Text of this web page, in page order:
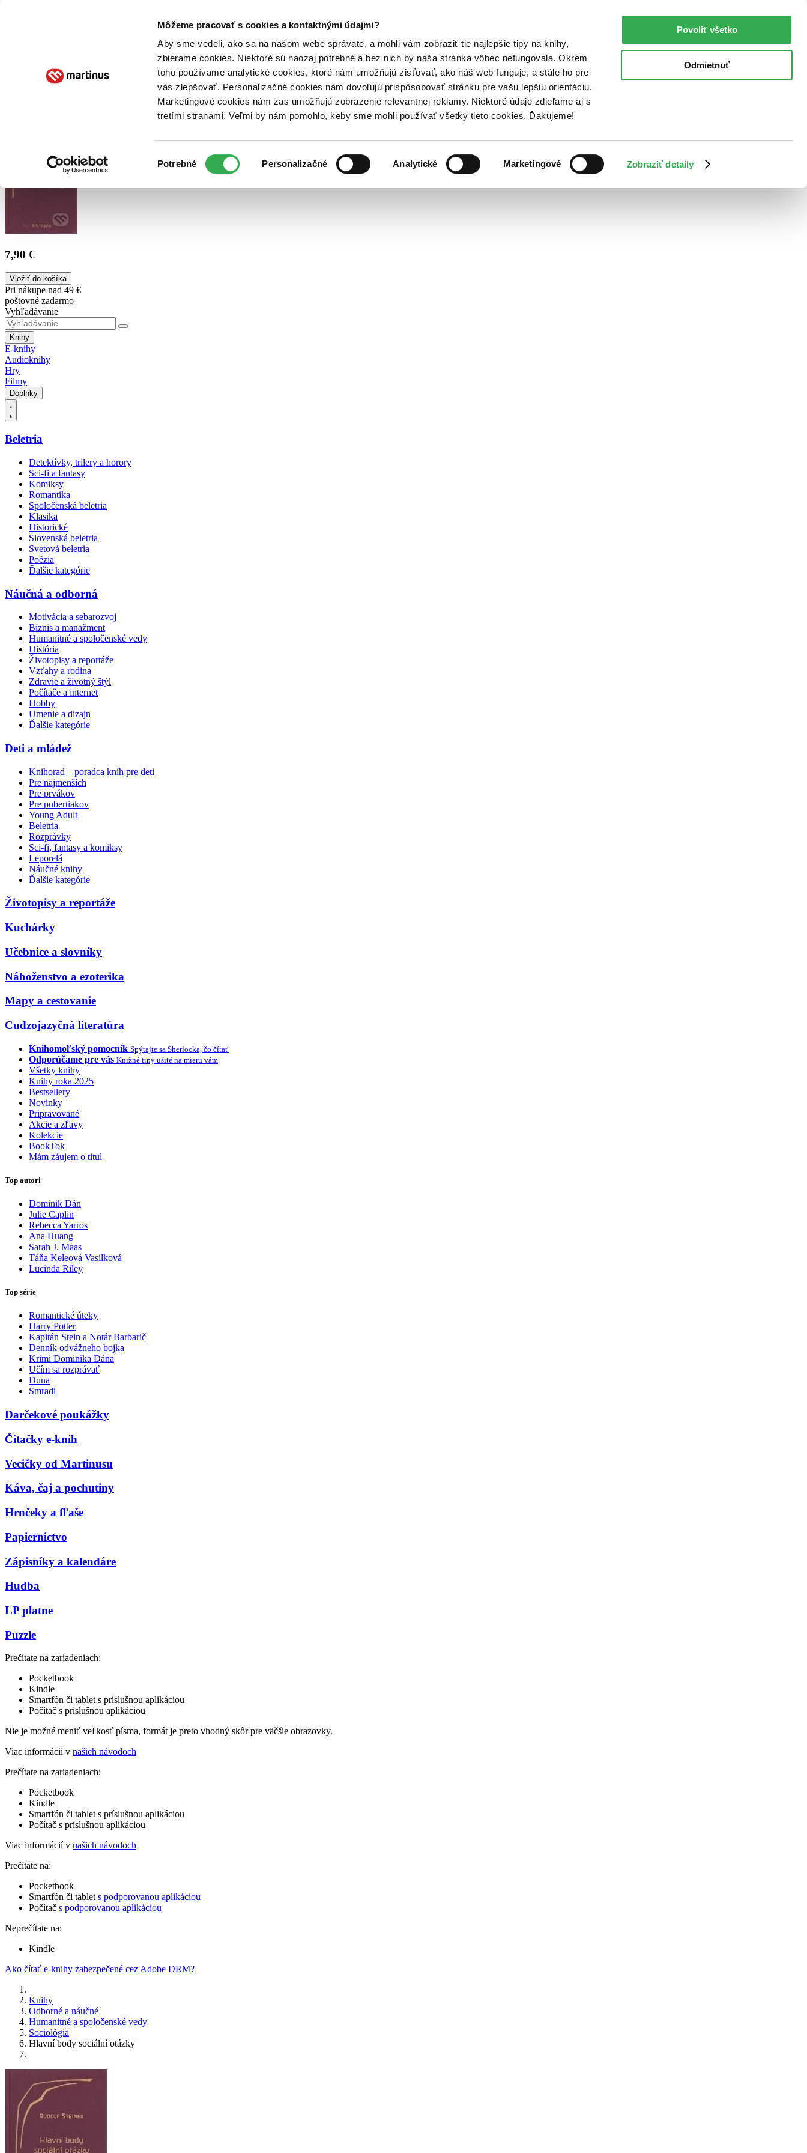
Môžeme pracovať s cookies a kontaktnými údajmi?
Aby sme vedeli, ako sa na našom webe správate, a mohli vám zobraziť tie najlepšie tipy na knihy,
zbierame cookies. Niektoré sú naozaj potrebné a bez nich by naša stránka vôbec nefungovala. Okrem
toho používame analytické cookies, ktoré nám umožňujú zisťovať, ako náš web funguje, a stále ho pre
vás zlepšovať. Personalizačné cookies nám dovoľujú prispôsobovať stránku pre vašu lepšiu orientáciu.
Marketingové cookies nám zas umožňujú zobrazenie relevantnej reklamy. Niektoré údaje zdieľame aj s
tretími stranami. Veľmi by nám pomohlo, keby sme mohli používať všetky tieto cookies. Ďakujeme!
súhlasu
Potrebné Personalizačné Analytické Marketingové Zobraziť detaily
Povoliť všetko
Odmietnuť
Poukážky Kontakt
7,90 €
Vložiť do košíka
Pri nákupe nad 49 €
poštovné zadarmo
Vyhľadávanie
Knihy
E-knihy
Audioknihy
Hry
Filmy
Doplnky
Beletria
Detektívky, trilery a horory
Sci-fi a fantasy
Komiksy
Romantika
Spoločenská beletria
Klasika
Historické
Slovenská beletria
Svetová beletria
Poézia
Ďalšie kategórie
Náučná a odborná
Motivácia a sebarozvoj
Biznis a manažment
Humanitné a spoločenské vedy
História
Životopisy a reportáže
Vzťahy a rodina
Zdravie a životný štýl
Počítače a internet
Hobby
Umenie a dizajn
Ďalšie kategórie
Deti a mládež
Knihorad – poradca kníh pre deti
Pre najmenších
Pre prvákov
Pre pubertiakov
Young Adult
Beletria
Rozprávky
Sci-fi, fantasy a komiksy
Leporelá
Náučné knihy
Ďalšie kategórie
Životopisy a reportáže
Kuchárky
Učebnice a slovníky
Náboženstvo a ezoterika
Mapy a cestovanie
Cudzojazyčná literatúra
Knihomoľský pomocník Spýtajte sa Sherlocka, čo čítať
Odporúčame pre vás Knižné tipy ušité na mieru vám
Všetky knihy
Knihy roka 2025
Bestsellery
Novinky
Pripravované
Akcie a zľavy
Kolekcie
BookTok
Mám záujem o titul
Top autori
Dominik Dán
Julie Caplin
Rebecca Yarros
Ana Huang
Sarah J. Maas
Táňa Keleová Vasilková
Lucinda Riley
Top série
Romantické úteky
Harry Potter
Kapitán Stein a Notár Barbarič
Denník odvážneho bojka
Krimi Dominika Dána
Učím sa rozprávať
Duna
Smradi
Darčekové poukážky
Čítačky e-kníh
Vecičky od Martinusu
Káva, čaj a pochutiny
Hrnčeky a fľaše
Papiernictvo
Zápisníky a kalendáre
Hudba
LP platne
Puzzle
Prečítate na zariadeniach:
Pocketbook
Kindle
Smartfón či tablet s príslušnou aplikáciou
Počítač s príslušnou aplikáciou
Nie je možné meniť veľkosť písma, formát je preto vhodný skôr pre väčšie obrazovky.
Viac informácií v našich návodoch
Prečítate na zariadeniach:
Pocketbook
Kindle
Smartfón či tablet s príslušnou aplikáciou
Počítač s príslušnou aplikáciou
Viac informácií v našich návodoch
Prečítate na:
Pocketbook
Smartfón či tablet s podporovanou aplikáciou
Počítač s podporovanou aplikáciou
Neprečítate na:
Kindle
Ako čítať e-knihy zabezpečené cez Adobe DRM?
Knihy
Odborné a náučné
Humanitné a spoločenské vedy
Sociológia
Hlavní body sociální otázky